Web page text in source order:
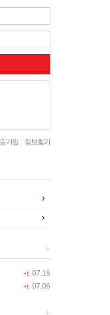
가입 정보찾기
+
+1 07.16
+1 07.06
+